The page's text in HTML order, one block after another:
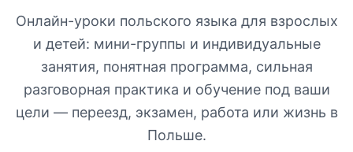
Онлайн-уроки польского языка для взрослых
и детей: мини-группы и индивидуальные
занятия, понятная программа, сильная
разговорная практика и обучение под ваши
цели — переезд, экзамен, работа или жизнь в
Польше.